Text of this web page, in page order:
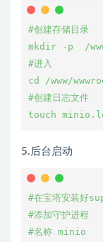
#创建存储目录
mkdir -p  /
#进入
cd /www/
#创建日志文件
5.后台启动
#在宝塔安装好
#添加守护进程
#名称 minio